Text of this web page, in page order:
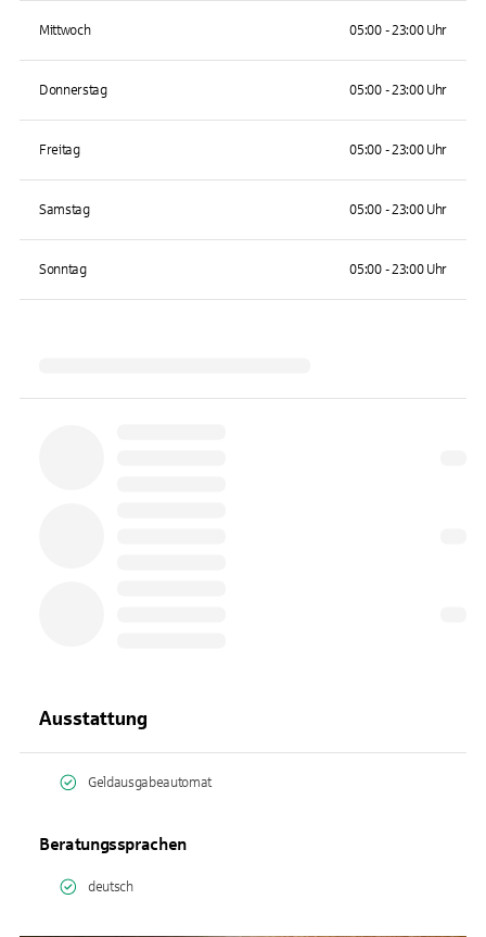
Mittwoch 05:00 - 23:00 Uhr
Donnerstag 05:00 - 23:00 Uhr
Freitag 05:00 - 23:00 Uhr
Samstag 05:00 - 23:00 Uhr
Sonntag 05:00 - 23:00 Uhr
Ausstattung
Geldausgabeautomat
Beratungssprachen
deutsch